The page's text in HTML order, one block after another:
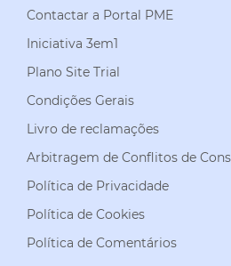
Contactar a Portal PME
Iniciativa 3em1
Plano Site Trial
Condições Gerais
Livro de reclamações
Arbitragem de Conflitos de
Política de Privacidade
Política de Cookies
Política de Comentários